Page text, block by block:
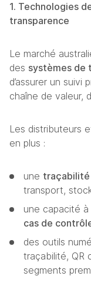
1. Technologies
transparence
Le marché
des systèmes de
d’assurer un
chaîne de valeur,
Les distributeurs
en plus :
une
transport,
une capacité à
cas de
des outils
traçabilité, QR
segments